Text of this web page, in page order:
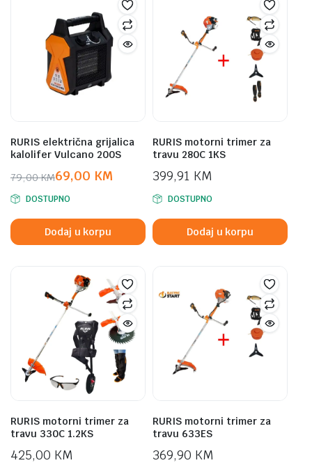
RURIS električna grijalica
kalolifer Vulcano 200S
79,00KM
Original
price
was:
79,00 KM.
69,00 KM
Current
price
is:
69,00 KM.
DOSTUPNO
Dodaj u korpu
RURIS motorni trimer za
travu 280C 1KS
399,91 KM
DOSTUPNO
Dodaj u korpu
RURIS motorni trimer za
travu 330C 1.2KS
425,00 KM
RURIS motorni trimer za
travu 633ES
369,90 KM